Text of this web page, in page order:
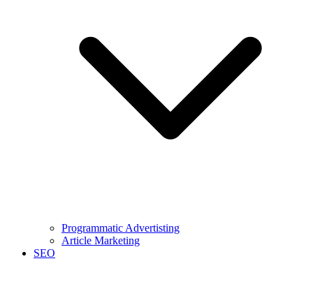
Programmatic Advertisting
Article Marketing
SEO